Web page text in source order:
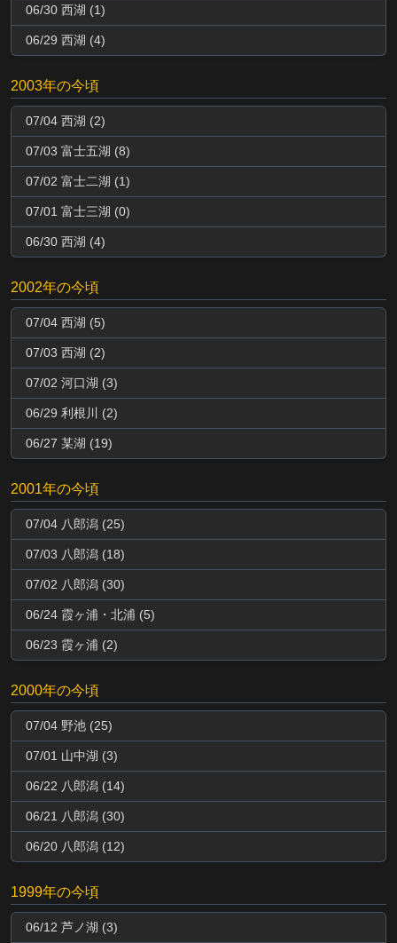
06/30 西湖 (1)
06/29 西湖 (4)
2003年の今頃
07/04 西湖 (2)
07/03 富士五湖 (8)
07/02 富士二湖 (1)
07/01 富士三湖 (0)
06/30 西湖 (4)
2002年の今頃
07/04 西湖 (5)
07/03 西湖 (2)
07/02 河口湖 (3)
06/29 利根川 (2)
06/27 某湖 (19)
2001年の今頃
07/04 八郎潟 (25)
07/03 八郎潟 (18)
07/02 八郎潟 (30)
06/24 霞ヶ浦・北浦 (5)
06/23 霞ヶ浦 (2)
2000年の今頃
07/04 野池 (25)
07/01 山中湖 (3)
06/22 八郎潟 (14)
06/21 八郎潟 (30)
06/20 八郎潟 (12)
1999年の今頃
06/12 芦ノ湖 (3)